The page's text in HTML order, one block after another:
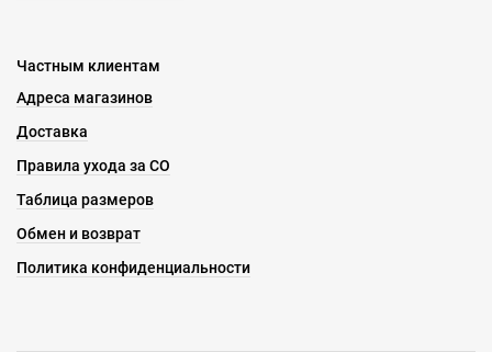
Частным клиентам
Адреса магазинов
Доставка
Правила ухода за СО
Таблица размеров
Обмен и возврат
Политика конфиденциальности